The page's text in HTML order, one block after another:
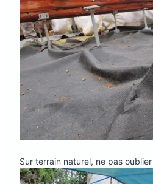
Sur terrain naturel, ne pas